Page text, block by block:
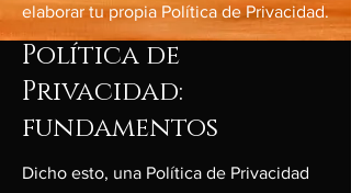
elaborar tu propia Política de Privacidad.
Política de
Privacidad:
fundamentos
Dicho esto, una Política de Privacidad